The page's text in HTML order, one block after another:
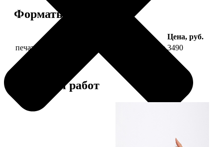
Форматы и цены
Цена, руб.
печать фото на холсте 30х60 на подрамнике 3490
Примеры работ